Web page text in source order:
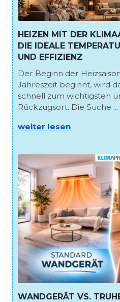
HEIZEN MIT DER
DIE IDEALE
UND EFFIZIENZ
Der Beginn der
Jahreszeit beginnt, wird
schnell zum wichtigsten
Rückzugsort. Die Suche ...
weiter lesen
WANDGERÄT VS.